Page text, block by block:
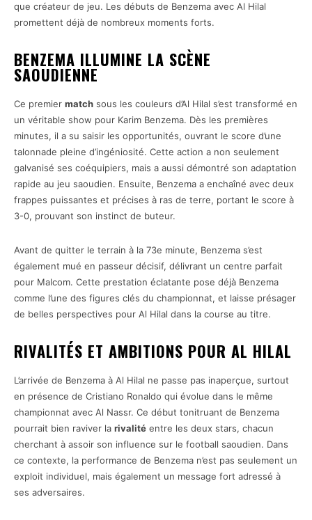
que créateur de jeu. Les débuts de Benzema avec Al Hilal
promettent déjà de nombreux moments forts.
BENZEMA ILLUMINE LA SCÈNE
SAOUDIENNE
Ce premier match sous les couleurs d’Al Hilal s’est transformé en
un véritable show pour Karim Benzema. Dès les premières
minutes, il a su saisir les opportunités, ouvrant le score d’une
talonnade pleine d’ingéniosité. Cette action a non seulement
galvanisé ses coéquipiers, mais a aussi démontré son adaptation
rapide au jeu saoudien. Ensuite, Benzema a enchaîné avec deux
frappes puissantes et précises à ras de terre, portant le score à
3-0, prouvant son instinct de buteur.
Avant de quitter le terrain à la 73e minute, Benzema s’est
également mué en passeur décisif, délivrant un centre parfait
pour Malcom. Cette prestation éclatante pose déjà Benzema
comme l’une des figures clés du championnat, et laisse présager
de belles perspectives pour Al Hilal dans la course au titre.
RIVALITÉS ET AMBITIONS POUR AL HILAL
L’arrivée de Benzema à Al Hilal ne passe pas inaperçue, surtout
en présence de Cristiano Ronaldo qui évolue dans le même
championnat avec Al Nassr. Ce début tonitruant de Benzema
pourrait bien raviver la rivalité entre les deux stars, chacun
cherchant à assoir son influence sur le football saoudien. Dans
ce contexte, la performance de Benzema n’est pas seulement un
exploit individuel, mais également un message fort adressé à
ses adversaires.